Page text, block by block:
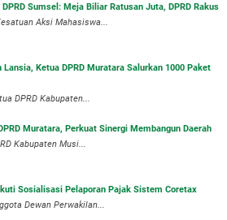
Sumsel: Meja Biliar Ratusan Juta, DPRD Rakus
Aksi Mahasiswa...
Ketua DPRD Muratara Salurkan 1000 Paket
DPRD Kabupaten...
Muratara, Perkuat Sinergi Membangun Daerah
Kabupaten Musi...
Sosialisasi Pelaporan Pajak Sistem Coretax
Dewan Perwakilan...